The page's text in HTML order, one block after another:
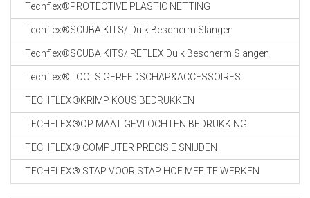
Techflex®PROTECTIVE PLASTIC NETTING
Techflex®SCUBA KITS/ Duik Bescherm Slangen
Techflex®SCUBA KITS/ REFLEX Duik Bescherm Slangen
Techflex®TOOLS GEREEDSCHAP&ACCESSOIRES
TECHFLEX®KRIMP KOUS BEDRUKKEN
TECHFLEX®OP MAAT GEVLOCHTEN BEDRUKKING
TECHFLEX® COMPUTER PRECISIE SNIJDEN
TECHFLEX® STAP VOOR STAP HOE MEE TE WERKEN